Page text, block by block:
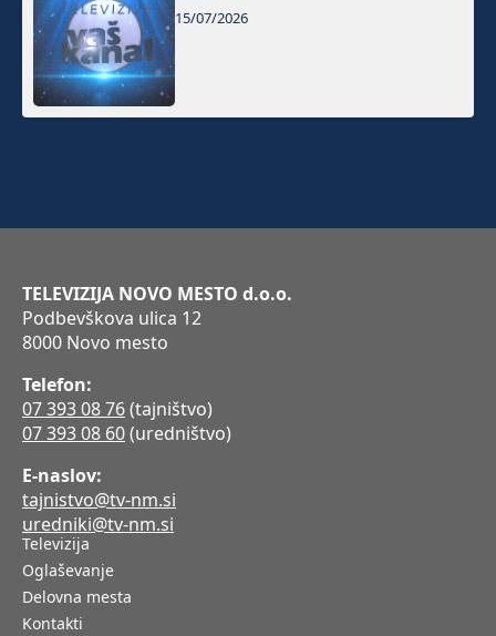
15/07/2026
TELEVIZIJA NOVO MESTO d.o.o.
Podbevškova ulica 12
8000 Novo mesto
Telefon:
07 393 08 76(tajništvo)
07 393 08 60(uredništvo)
E-naslov:
tajnistvo@tv-nm.si
uredniki@tv-nm.si
Televizija
Oglaševanje
Delovna mesta
Kontakti